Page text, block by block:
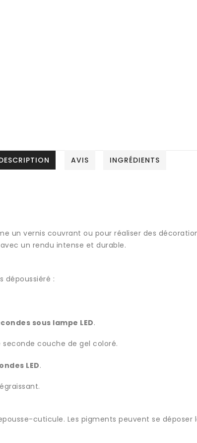
AVIS INGRÉDIENTS
un vernis couvrant ou pour réaliser des
un rendu intense et durable.
dépoussiéré :
sous lampe LED.
couche de gel coloré.
LED.
cuticule. Les pigments peuvent se